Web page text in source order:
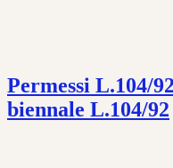
Permessi L.104/
biennale L.104/92